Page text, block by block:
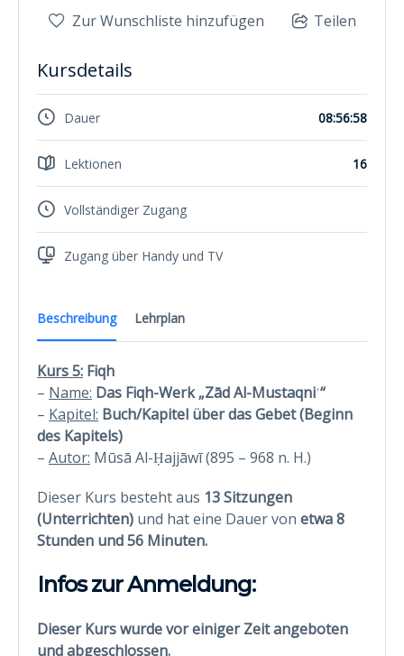
Beschreibung Lehrplan
Kurs 5: Fiqh
– Name: Das Fiqh-Werk „Zād Al-Mustaqniʿ“
– Kapitel: Buch/Kapitel über das Gebet (Beginn
des Kapitels)
– Autor: Mūsā Al-Ḥajjāwī (895 – 968 n. H.)
Dieser Kurs besteht aus 13 Sitzungen
(Unterrichten) und hat eine Dauer von etwa 8
Stunden und 56 Minuten.
Infos zur Anmeldung:
Dieser Kurs wurde vor einiger Zeit angeboten
und abgeschlossen.
Zur Wunschliste hinzufügen Teilen
Kursdetails
Dauer 08:56:58
Lektionen 16
Vollständiger Zugang
Zugang über Handy und TV